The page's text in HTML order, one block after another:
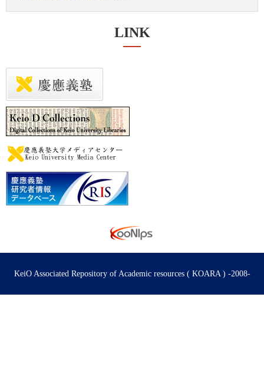
LINK
KeiO Associated Repository of Academic resources ( KOARA ) -2008-